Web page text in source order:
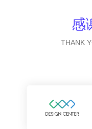
感
THANK